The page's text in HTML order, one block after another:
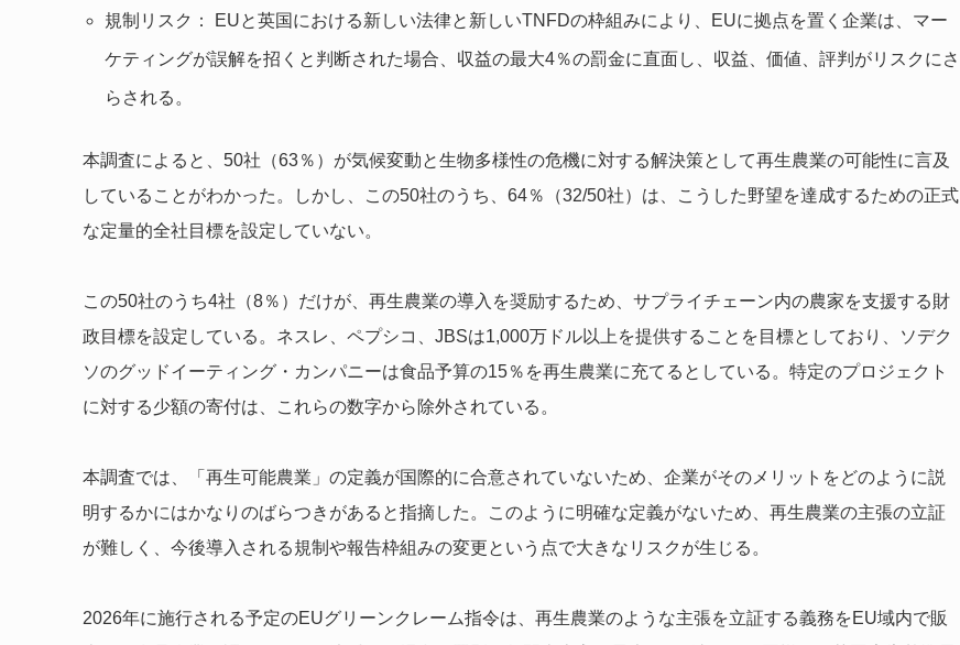
規制リスク： EUと英国における新しい法律と新しいTNFDの枠組みにより、EUに拠点を置く企業は、マー
ケティングが誤解を招くと判断された場合、収益の最大4％の罰金に直面し、収益、価値、評判がリスクにさ
らされる。
本調査によると、50社（63％）が気候変動と生物多様性の危機に対する解決策として再生農業の可能性に言及
していることがわかった。しかし、この50社のうち、64％（32/50社）は、こうした野望を達成するための正式
な定量的全社目標を設定していない。
この50社のうち4社（8％）だけが、再生農業の導入を奨励するため、サプライチェーン内の農家を支援する財
政目標を設定している。ネスレ、ペプシコ、JBSは1,000万ドル以上を提供することを目標としており、ソデク
ソのグッドイーティング・カンパニーは食品予算の15％を再生農業に充てるとしている。特定のプロジェクト
に対する少額の寄付は、これらの数字から除外されている。
本調査では、「再生可能農業」の定義が国際的に合意されていないため、企業がそのメリットをどのように説
明するかにはかなりのばらつきがあると指摘した。このように明確な定義がないため、再生農業の主張の立証
が難しく、今後導入される規制や報告枠組みの変更という点で大きなリスクが生じる。
2026年に施行される予定のEUグリーンクレーム指令は、再生農業のような主張を立証する義務をEU域内で販